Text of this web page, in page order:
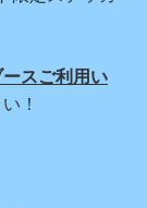
スご利用い
！